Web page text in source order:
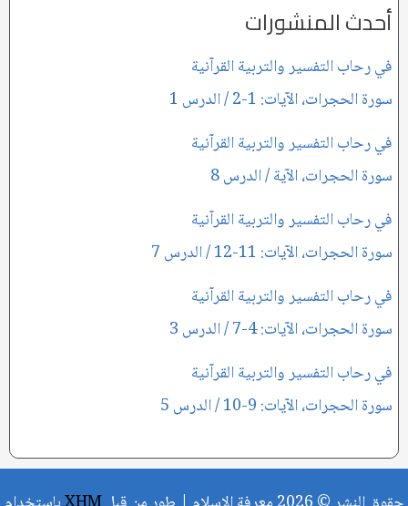
أحدث المنشورات
في رحاب التفسير والتربية القرآنية
سورة الحجرات، الآيات: 1-2 / الدرس 1
في رحاب التفسير والتربية القرآنية
سورة الحجرات، الآية / الدرس 8
في رحاب التفسير والتربية القرآنية
سورة الحجرات، الآيات: 11-12 / الدرس 7
في رحاب التفسير والتربية القرآنية
سورة الحجرات، الآيات: 4-7 / الدرس 3
في رحاب التفسير والتربية القرآنية
سورة الحجرات، الآيات: 9-10 / الدرس 5